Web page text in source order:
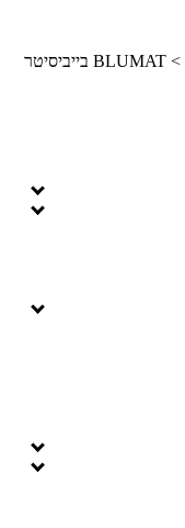
>
BLUMAT בייביסיטר